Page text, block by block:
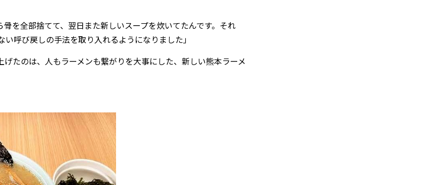
を全部捨てて、翌日また新しいスープを炊いてたんです。それ
呼び戻しの手法を取り入れるようになりました」
たのは、人もラーメンも繋がりを大事にした、新しい熊本ラーメ